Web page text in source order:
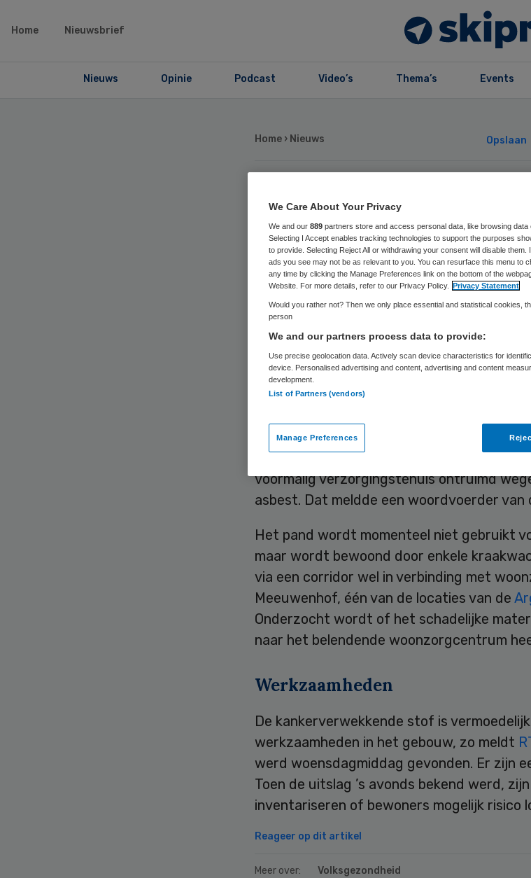
Home Nieuwsbrief
Nieuws Opinie Podcast Video’s Thema’s Events
Home › Nieuws Opslaan
Voormalig
zorgcentrum
ontruimd
asbest
Skipr Redactie
In de Rotterdamse deelgemeente
voormalig verzorgingstehuis ontruimd
asbest. Dat meldde een woordvoerder van
Het pand wordt momenteel niet gebruikt
maar wordt bewoond door enkele
via een corridor wel in verbinding met
Meeuwenhof, één van de locaties van de
Onderzocht wordt of het schadelijke
naar het belendende woonzorgcentrum
Werkzaamheden
De kankerverwekkende stof is
werkzaamheden in het gebouw, zo meldt
werd woensdagmiddag gevonden. Er zijn
Toen de uitslag ’s avonds bekend werd,
inventariseren of bewoners mogelijk risico
Reageer op dit artikel
Meer over: Volksgezondheid
We Care About Your Privacy
We and our 889 partners store and access personal data, like browsing data
Selecting I Accept enables tracking technologies to support the purposes
to provide. Selecting Reject All or withdrawing your consent will disable
ads you see may not be as relevant to you. You can resurface this menu to
any time by clicking the Manage Preferences link on the bottom of the
Website. For more details, refer to our Privacy Policy.
Privacy Statement
Would you rather not? Then we only place essential and statistical cookies,
person
We and our partners process data to provide:
Use precise geolocation data. Actively scan device characteristics for
device. Personalised advertising and content, advertising and content
development.
List of Partners (vendors)
Manage Preferences